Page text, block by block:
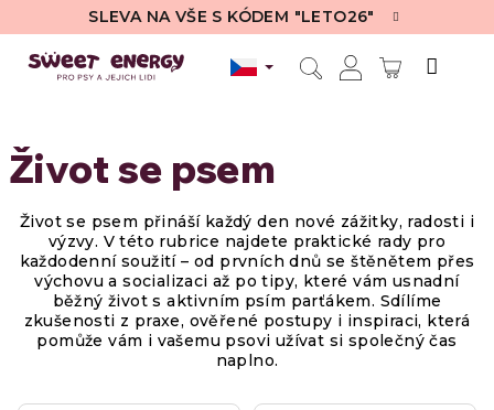
obsah
SLEVA NA VŠE S KÓDEM "LETO26"
Život se psem
Život se psem přináší každý den nové zážitky, radosti i
výzvy. V této rubrice najdete praktické rady pro
každodenní soužití – od prvních dnů se štěnětem přes
výchovu a socializaci až po tipy, které vám usnadní
běžný život s aktivním psím parťákem. Sdílíme
zkušenosti z praxe, ověřené postupy i inspiraci, která
pomůže vám i vašemu psovi užívat si společný čas
naplno.